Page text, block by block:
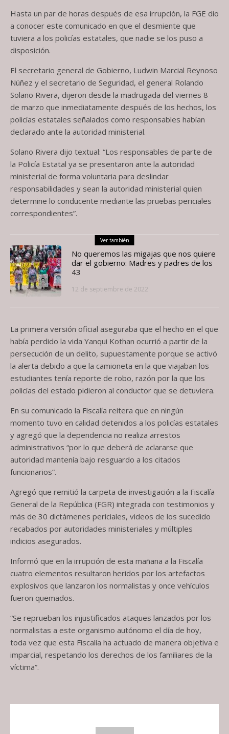
Hasta un par de horas después de esa irrupción, la FGE dio
a conocer este comunicado en que el desmiente que
tuviera a los policías estatales, que nadie se los puso a
disposición.
El secretario general de Gobierno, Ludwin Marcial Reynoso
Núñez y el secretario de Seguridad, el general Rolando
Solano Rivera, dijeron desde la madrugada del viernes 8
de marzo que inmediatamente después de los hechos, los
policías estatales señalados como responsables habían
declarado ante la autoridad ministerial.
Solano Rivera dijo textual: “Los responsables de parte de
la Policía Estatal ya se presentaron ante la autoridad
ministerial de forma voluntaria para deslindar
responsabilidades y sean la autoridad ministerial quien
determine lo conducente mediante las pruebas periciales
correspondientes”.
Ver también
No queremos las migajas que nos quiere
dar el gobierno: Madres y padres de los
43
12 de septiembre de 2022
La primera versión oficial aseguraba que el hecho en el que
había perdido la vida Yanqui Kothan ocurrió a partir de la
persecución de un delito, supuestamente porque se activó
la alerta debido a que la camioneta en la que viajaban los
estudiantes tenía reporte de robo, razón por la que los
policías del estado pidieron al conductor que se detuviera.
En su comunicado la Fiscalía reitera que en ningún
momento tuvo en calidad detenidos a los policías estatales
y agregó que la dependencia no realiza arrestos
administrativos “por lo que deberá de aclararse que
autoridad mantenía bajo resguardo a los citados
funcionarios”.
Agregó que remitió la carpeta de investigación a la Fiscalía
General de la República (FGR) integrada con testimonios y
más de 30 dictámenes periciales, videos de los sucedido
recabados por autoridades ministeriales y múltiples
indicios asegurados.
Informó que en la irrupción de esta mañana a la Fiscalía
cuatro elementos resultaron heridos por los artefactos
explosivos que lanzaron los normalistas y once vehículos
fueron quemados.
“Se reprueban los injustificados ataques lanzados por los
normalistas a este organismo autónomo el día de hoy,
toda vez que esta Fiscalía ha actuado de manera objetiva e
imparcial, respetando los derechos de los familiares de la
víctima”.